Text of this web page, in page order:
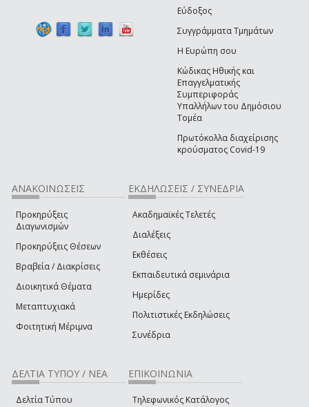
Εύδοξος
Συγγράμματα Τμημάτων
Η Ευρώπη σου
Κώδικας Ηθικής και
Επαγγελματικής
Συμπεριφοράς
Υπαλλήλων του Δημόσιου
Τομέα
Πρωτόκολλα διαχείρισης
κρούσματος Covid-19
ΑΝΑΚΟΙΝΩΣΕΙΣ
Προκηρύξεις
Διαγωνισμών
Προκηρύξεις Θέσεων
Βραβεία / Διακρίσεις
Διοικητικά Θέματα
Μεταπτυχιακά
Φοιτητική Μέριμνα
ΕΚΔΗΛΩΣΕΙΣ / ΣΥΝΕΔΡΙΑ
Ακαδημαϊκές Τελετές
Διαλέξεις
Εκθέσεις
Εκπαιδευτικά σεμινάρια
Ημερίδες
Πολιτιστικές Εκδηλώσεις
Συνέδρια
ΔΕΛΤΙΑ ΤΥΠΟΥ / ΝΕΑ
Δελτία Τύπου
ΕΠΙΚΟΙΝΩΝΙΑ
Τηλεφωνικός Κατάλογος